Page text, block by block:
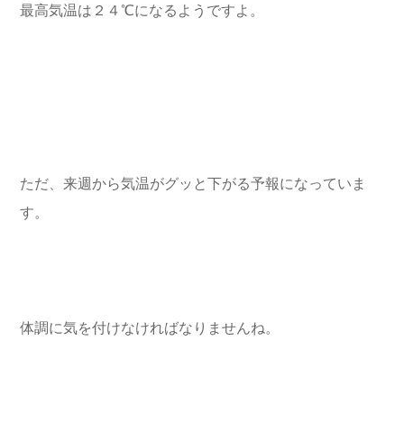
最高気温は２４℃になるようですよ。
ただ、来週から気温がグッと下がる予報になっていま
す。
体調に気を付けなければなりませんね。